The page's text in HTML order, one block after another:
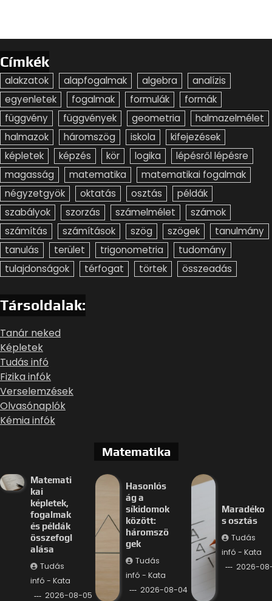
Címkék
alakzatok alapfogalmak algebra
analízis
egyenletek
fogalmak formulák
formák
függvény
függvények geometria
halmazelmélet
halmazok
háromszög iskola
kifejezések
képletek
képzés kör logika
lépésről lépésre
magasság
matematika
matematikai fogalmak
négyzetgyök
oktatás osztás
példák
szabályok
szorzás számelmélet
számok
számítás
számítások szög szögek
tanulmány
tanulás
terület trigonometria
tudomány
tulajdonságok
térfogat törtek összeadás
Társoldalak:
Tanár neked
Képletek
Tudás infó
Fizika infók
Verselemzések
Olvasónaplók
Kémia infók
Matematika
Matemati
kai
képletek,
fogalmak
és példák
összefogl
alása
Tudás
infó - Kata
2026-08-05
Hasonlós
ág a
síkidomok
között:
háromszö
gek
Tudás
infó - Kata
2026-08-04
Maradéko
s osztás
Tudás
infó - Kata
2026-